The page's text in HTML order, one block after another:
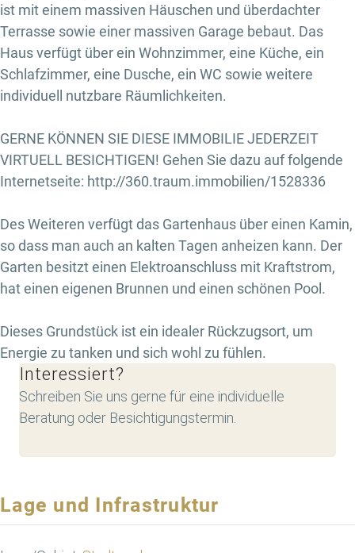
ist mit einem massiven Häuschen und überdachter
Terrasse sowie einer massiven Garage bebaut. Das
Haus verfügt über ein Wohnzimmer, eine Küche, ein
Schlafzimmer, eine Dusche, ein WC sowie weitere
individuell nutzbare Räumlichkeiten.
GERNE KÖNNEN SIE DIESE IMMOBILIE JEDERZEIT
VIRTUELL BESICHTIGEN! Gehen Sie dazu auf folgende
Internetseite: http://360.traum.immobilien/1528336
Des Weiteren verfügt das Gartenhaus über einen Kamin,
so dass man auch an kalten Tagen anheizen kann. Der
Garten besitzt einen Elektroanschluss mit Kraftstrom,
hat einen eigenen Brunnen und einen schönen Pool.
Dieses Grundstück ist ein idealer Rückzugsort, um
Energie zu tanken und sich wohl zu fühlen.
Interessiert?
Schreiben Sie uns gerne für eine individuelle
Beratung oder Besichtigungstermin.
Lage und Infrastruktur